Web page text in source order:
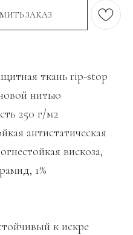
ЗАКАЗ
ткань rip-stop
нитью
250 г/м2
антистатическая
вискоза,
1%
к искре